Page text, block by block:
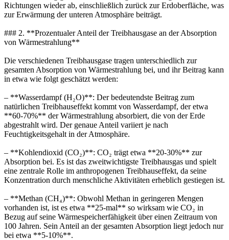
Richtungen wieder ab, einschließlich zurück zur Erdoberfläche, was
zur Erwärmung der unteren Atmosphäre beiträgt.
### 2. **Prozentualer Anteil der Treibhausgase an der Absorption
von Wärmestrahlung**
Die verschiedenen Treibhausgase tragen unterschiedlich zur
gesamten Absorption von Wärmestrahlung bei, und ihr Beitrag kann
in etwa wie folgt geschätzt werden:
– **Wasserdampf (H₂O)**: Der bedeutendste Beitrag zum
natürlichen Treibhauseffekt kommt von Wasserdampf, der etwa
**60-70%** der Wärmestrahlung absorbiert, die von der Erde
abgestrahlt wird. Der genaue Anteil variiert je nach
Feuchtigkeitsgehalt in der Atmosphäre.
– **Kohlendioxid (CO₂)**: CO₂ trägt etwa **20-30%** zur
Absorption bei. Es ist das zweitwichtigste Treibhausgas und spielt
eine zentrale Rolle im anthropogenen Treibhauseffekt, da seine
Konzentration durch menschliche Aktivitäten erheblich gestiegen ist.
– **Methan (CH₄)**: Obwohl Methan in geringeren Mengen
vorhanden ist, ist es etwa **25-mal** so wirksam wie CO₂ in
Bezug auf seine Wärmespeicherfähigkeit über einen Zeitraum von
100 Jahren. Sein Anteil an der gesamten Absorption liegt jedoch nur
bei etwa **5-10%**.